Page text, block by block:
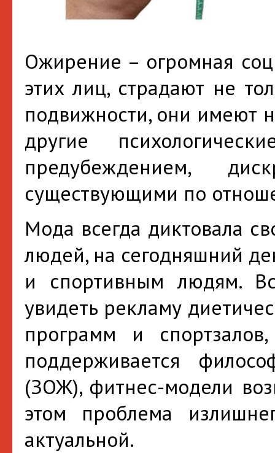
Ожирение – огромная
этих лиц, страдают не
подвижности, они имеют
другие
предубеждением,
существующими по
Мода всегда диктовала
людей, на сегодняшний
и спортивным людям.
увидеть рекламу
программ и
поддерживается
(ЗОЖ), фитнес-модели
этом проблема
актуальной.